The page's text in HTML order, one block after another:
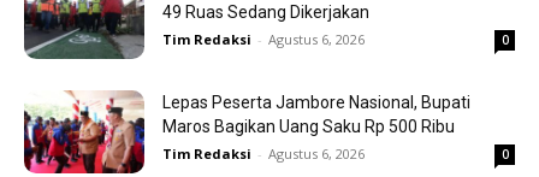
49 Ruas Sedang Dikerjakan
Tim Redaksi - Agustus 6, 2026 0
Lepas Peserta Jambore Nasional, Bupati
Maros Bagikan Uang Saku Rp 500 Ribu
Tim Redaksi - Agustus 6, 2026 0